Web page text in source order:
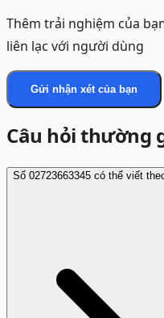
Thêm trải nghiệm của
liên lạc với người dùng
Gửi nhận xét của bạn
Câu hỏi thường
Số 02723663345 có thể viết